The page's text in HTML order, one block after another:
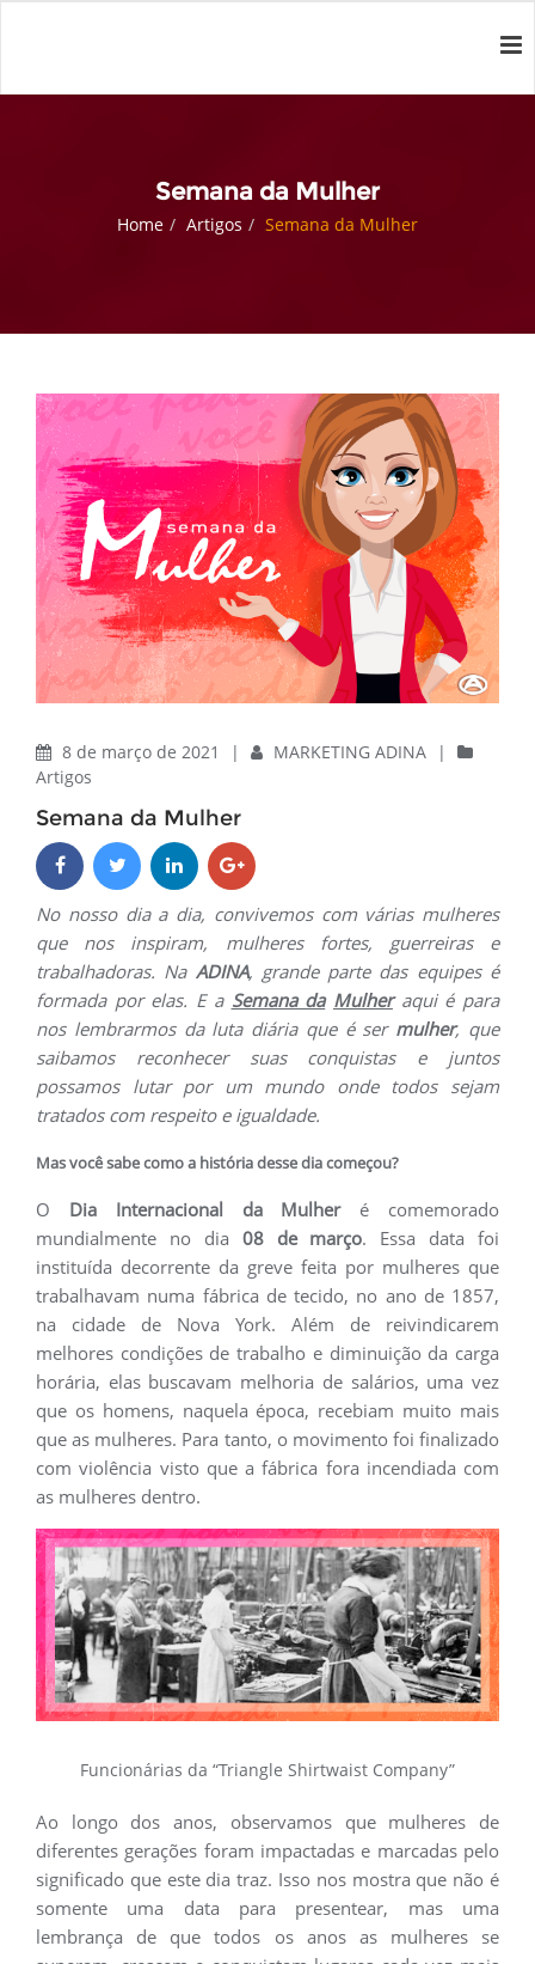
Semana da Mulher
Home Artigos Semana da Mulher
8 de março de 2021 | MARKETING ADINA
|
Artigos
Semana da Mulher
No nosso dia a dia, convivemos com várias mulheres
que nos inspiram, mulheres fortes, guerreiras e
trabalhadoras. Na ADINA, grande parte das equipes é
formada por elas. E a Semana da Mulheraqui é para
nos lembrarmos da luta diária que é ser mulher, que
saibamos reconhecer suas conquistas e juntos
possamos lutar por um mundo onde todos sejam
tratados com respeito e igualdade.
Mas você sabe como a história desse dia começou?
O Dia Internacional da Mulheré comemorado
mundialmente no dia 08 de março. Essa data foi
instituída decorrente da greve feita por mulheres que
trabalhavam numa fábrica de tecido, no ano de 1857,
na cidade de Nova York. Além de reivindicarem
melhores condições de trabalho e diminuição da carga
horária, elas buscavam melhoria de salários, uma vez
que os homens, naquela época, recebiam muito mais
que as mulheres. Para tanto, o movimento foi finalizado
com violência visto que a fábrica fora incendiada com
as mulheres dentro.
Funcionárias da “Triangle Shirtwaist Company”
Ao longo dos anos, observamos que mulheres de
diferentes gerações foram impactadas e marcadas pelo
significado que este dia traz. Isso nos mostra que não é
somente uma data para presentear, mas uma
lembrança de que todos os anos as mulheres se